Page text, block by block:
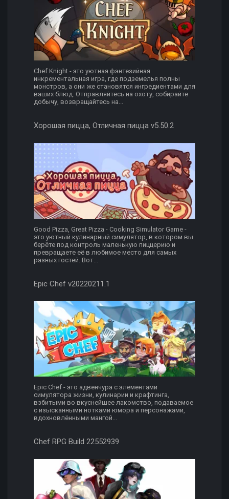
Chef Knight - это уютная фэнтезийная
инкрементальная игра, где подземелья полны
монстров, а они же становятся ингредиентами для
ваших блюд. Отправляйтесь на охоту, собирайте
добычу, возвращайтесь на...
Хорошая пицца, Отличная пицца v5.50.2
Good Pizza, Great Pizza - Cooking Simulator Game -
это уютный кулинарный симулятор, в котором вы
берёте под контроль маленькую пиццерию и
превращаете её в любимое место для самых
разных гостей. Вот...
Epic Chef v20220211.1
Epic Chef - это адвенчура с элементами
симулятора жизни, кулинарии и крафтинга,
взбитыми во вкуснейшее лакомство, подаваемое
с изысканными нотками юмора и персонажами,
вдохновлёнными мангой...
Chef RPG Build 22552939